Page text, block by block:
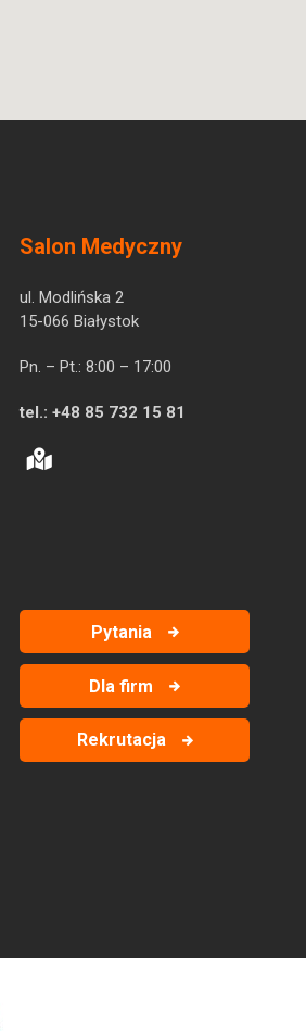
Salon Medyczny
ul. Modlińska 2
15-066 Białystok
Pn. – Pt.: 8:00 – 17:00
tel.: +48 85 732 15 81
Pytania
Dla firm
Rekrutacja